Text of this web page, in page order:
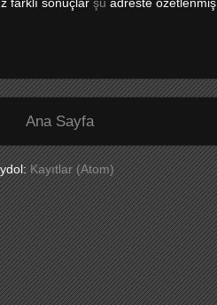
Ana Sayfa
Kayıtlar (Atom)